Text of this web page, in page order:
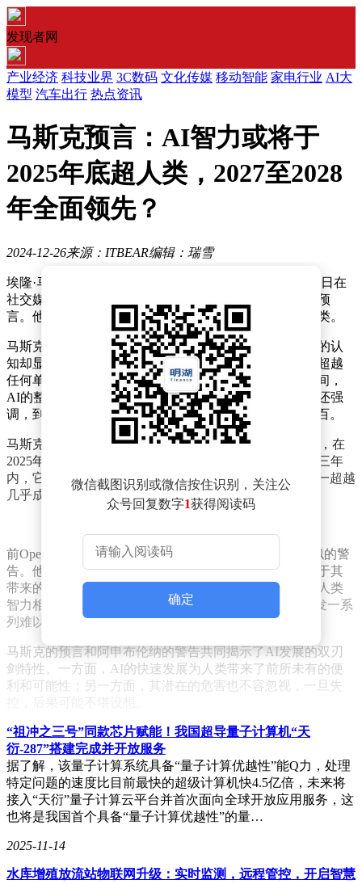
发现者网
产业经济 科技业界 3C数码 文化传媒 移动智能 家电行业 AI大
模型 汽车出行 热点资讯
马斯克预言：AI智力或将于
2025年底超人类，2027至2028
年全面领先？
2024-12-26来源：ITBEAR编辑：瑞雪
埃隆·马斯克，这位全球知名的亿万富翁兼科技先驱，近日在
社交媒体上发表了一项关于人工智能（AI）未来的大胆预
言。他断言，AI的智力水平将在不久的将来全面超越人类。
马斯克指出，AI的发展速度超乎想象，而人类对此变化的认
知却显得滞后。他预测，在2025年底之前，AI的智力将超越
任何单独的人类个体。更进一步，到了2027年至2028年间，
AI的整体智力水平甚至可能凌驾于全人类之上。马斯克还强
调，到了2030年，这一超越的可能性几乎达到了百分之百。
马斯克在自己的X平台上详细阐述了这一观点：“我坚信，在
2025年底前，AI将超越个体的智力；而在接下来的两到三年
内，它有望全面超越人类的整体智力。到了2030年，这一超越
几乎成为定局。”
前OpenAI的合作成员利奥波德·阿申布伦纳也发出了类似的警
告。他认为，AI的发展最终可能给人类带来的危害远大于其
带来的好处。阿申布伦纳预测，到2027年，AI将实现与人类
智力相当的通用人工智能（AGI），这一突破可能会引发一系
列难以预料的负面影响。
马斯克的预言和阿申布伦纳的警告共同揭示了AI发展的双刃
剑特性。一方面，AI的快速发展为人类带来了前所未有的便
利和可能性；另一方面，其潜在的危害也不容忽视，一旦失
微信截图识别或微信按住识别，关注公
众号回复数字1获得阅读码
确定
“祖冲之三号”同款芯片赋能！我国超导量子计算机“天
衍-287”搭建完成并开放服务
据了解，该量子计算系统具备“量子计算优越性”能Q力，处理
特定问题的速度比目前最快的超级计算机快4.5亿倍，未来将
接入“天衍”量子计算云平台并首次面向全球开放应用服务，这
也将是我国首个具备“量子计算优越性”的量…
2025-11-14
水库增殖放流站物联网升级：实时监测，远程管控，开启智慧